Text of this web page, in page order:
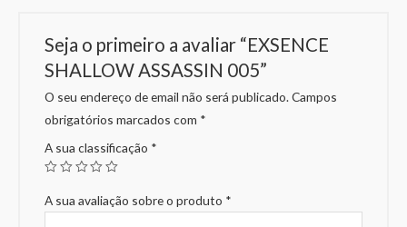
Seja o primeiro a avaliar “EXSENCE
SHALLOW ASSASSIN 005”
O seu endereço de email não será publicado. Campos
obrigatórios marcados com *
A sua classificação *
A sua avaliação sobre o produto *